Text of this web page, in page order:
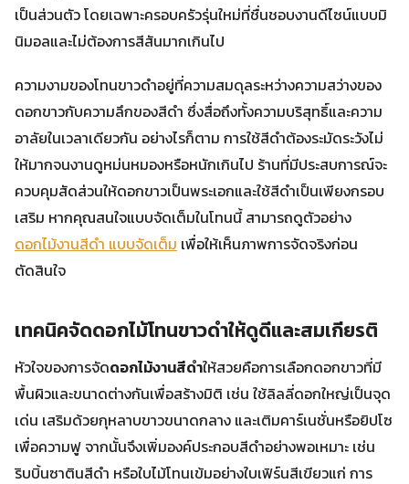
เป็นส่วนตัว โดยเฉพาะครอบครัวรุ่นใหม่ที่ชื่นชอบงานดีไซน์แบบมิ
นิมอลและไม่ต้องการสีสันมากเกินไป
ความงามของโทนขาวดำอยู่ที่ความสมดุลระหว่างความสว่างของ
ดอกขาวกับความลึกของสีดำ ซึ่งสื่อถึงทั้งความบริสุทธิ์และความ
อาลัยในเวลาเดียวกัน อย่างไรก็ตาม การใช้สีดำต้องระมัดระวังไม่
ให้มากจนงานดูหม่นหมองหรือหนักเกินไป ร้านที่มีประสบการณ์จะ
ควบคุมสัดส่วนให้ดอกขาวเป็นพระเอกและใช้สีดำเป็นเพียงกรอบ
เสริม หากคุณสนใจแบบจัดเต็มในโทนนี้ สามารถดูตัวอย่าง
ดอกไม้งานสีดํา แบบจัดเต็ม เพื่อให้เห็นภาพการจัดจริงก่อน
ตัดสินใจ
เทคนิคจัดดอกไม้โทนขาวดำให้ดูดีและสมเกียรติ
หัวใจของการจัดดอกไม้งานสีดําให้สวยคือการเลือกดอกขาวที่มี
พื้นผิวและขนาดต่างกันเพื่อสร้างมิติ เช่น ใช้ลิลลี่ดอกใหญ่เป็นจุด
เด่น เสริมด้วยกุหลาบขาวขนาดกลาง และเติมคาร์เนชั่นหรือยิปโซ
เพื่อความฟู จากนั้นจึงเพิ่มองค์ประกอบสีดำอย่างพอเหมาะ เช่น
ริบบิ้นซาตินสีดำ หรือใบไม้โทนเข้มอย่างใบเฟิร์นสีเขียวแก่ การ